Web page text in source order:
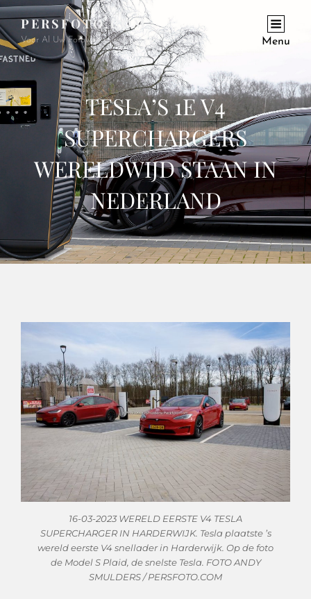
PERSFOTO.COM
Voor Al Uw Fotowerkzaamheden En Opdrachten Menu
TESLA’S 1E V4
SUPERCHARGERS
WERELDWIJD STAAN IN
NEDERLAND
16-03-2023 WERELD EERSTE V4 TESLA
SUPERCHARGER IN HARDERWIJK. Tesla plaatste ’s
wereld eerste V4 snellader in Harderwijk. Op de foto
de Model S Plaid, de snelste Tesla. FOTO ANDY
SMULDERS / PERSFOTO.COM